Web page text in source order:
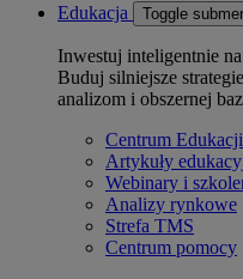
Edukacja Toggle
Inwestuj inteligentnie
Buduj silniejsze
analizom i obszernej
Centrum Edukacji
Artykuły
Webinary i
Analizy rynkowe
Strefa TMS
Centrum pomocy